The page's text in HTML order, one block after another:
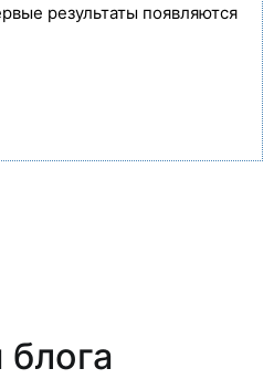
результаты появляются